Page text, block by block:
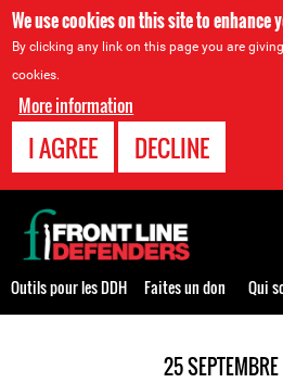
We use cookies on this site to enhance
By clicking any link on this page you are
cookies.
More information
I AGREE DECLINE
25
Back
to
top
Outils pour les DDH Faites un don
Qui